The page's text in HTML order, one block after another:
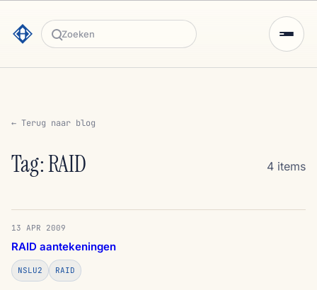
Zoeken
← Terug naar blog
Tag: RAID 4 items
13 APR 2009
RAID aantekeningen
NSLU2 RAID